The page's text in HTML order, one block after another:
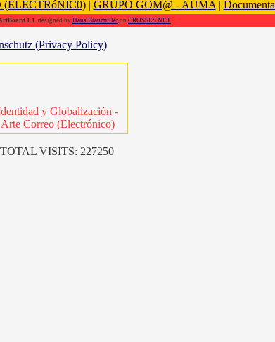
(ELECTRóNIC0)| GRUPO GOM@ - AUMA |
1.1.designed by Hans Braumüller on CROSSES.NET
(Privacy Policy)
y Globalización -
Arte Correo (Electrónico)
TOTAL VISITS: 227250